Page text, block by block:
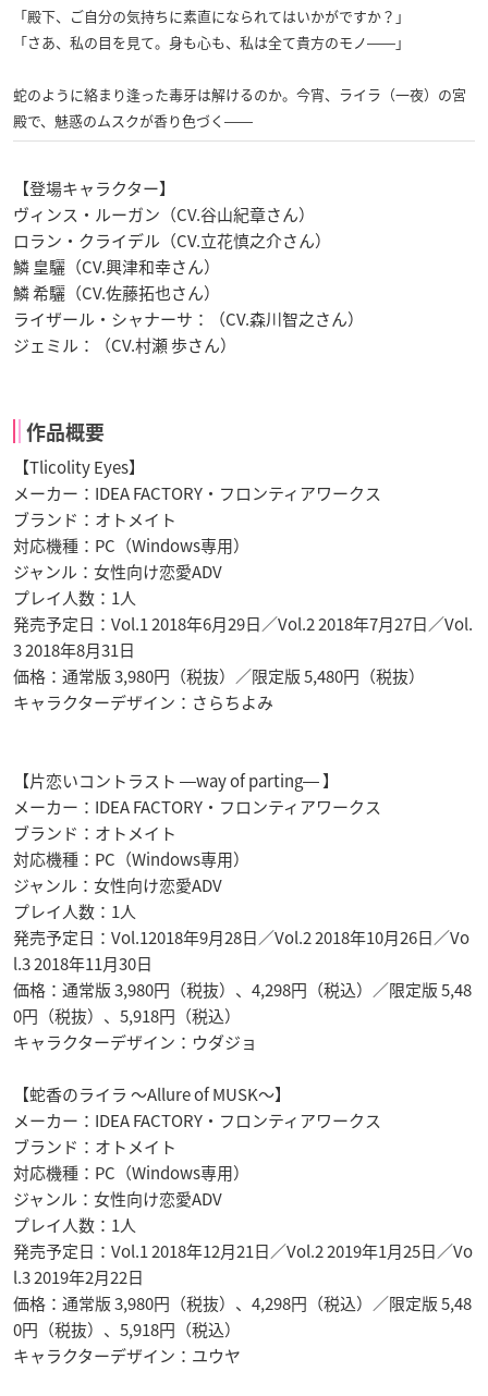
「殿下、ご自分の気持ちに素直になられてはいかがですか？」
「さあ、私の目を見て。身も心も、私は全て貴方のモノ――」
蛇のように絡まり逢った毒牙は解けるのか。今宵、ライラ（一夜）の宮
殿で、魅惑のムスクが香り色づく――
【登場キャラクター】
ヴィンス・ルーガン（CV.谷山紀章さん）
ロラン・クライデル（CV.立花慎之介さん）
鱗 皇驪（CV.興津和幸さん）
鱗 希驪（CV.佐藤拓也さん）
ライザール・シャナーサ：（CV.森川智之さん）
ジェミル：（CV.村瀬 歩さん）
作品概要
【Tlicolity Eyes】
メーカー：IDEA FACTORY・フロンティアワークス
ブランド：オトメイト
対応機種：PC（Windows専用）
ジャンル：女性向け恋愛ADV
プレイ人数：1人
発売予定日：Vol.1 2018年6月29日／Vol.2 2018年7月27日／Vol.
3 2018年8月31日
価格：通常版 3,980円（税抜）／限定版 5,480円（税抜）
キャラクターデザイン：さらちよみ
【片恋いコントラスト ―way of parting― 】
メーカー：IDEA FACTORY・フロンティアワークス
ブランド：オトメイト
対応機種：PC（Windows専用）
ジャンル：女性向け恋愛ADV
プレイ人数：1人
発売予定日：Vol.12018年9月28日／Vol.2 2018年10月26日／Vo
l.3 2018年11月30日
価格：通常版 3,980円（税抜）、4,298円（税込）／限定版 5,48
0円（税抜）、5,918円（税込）
キャラクターデザイン：ウダジョ
【蛇香のライラ ～Allure of MUSK～】
メーカー：IDEA FACTORY・フロンティアワークス
ブランド：オトメイト
対応機種：PC（Windows専用）
ジャンル：女性向け恋愛ADV
プレイ人数：1人
発売予定日：Vol.1 2018年12月21日／Vol.2 2019年1月25日／Vo
l.3 2019年2月22日
価格：通常版 3,980円（税抜）、4,298円（税込）／限定版 5,48
0円（税抜）、5,918円（税込）
キャラクターデザイン：ユウヤ